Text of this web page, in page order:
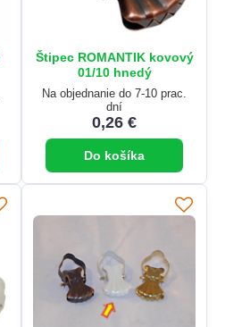
Štipec ROMANTIK kovový
01/10 hnedý
Na objednanie do 7-10 prac.
dní
0,26 €
Do košíka